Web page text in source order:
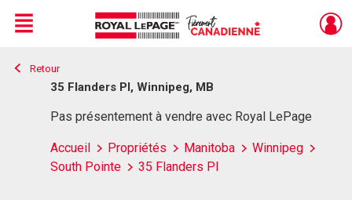
Live
En Direct
Menu
Retour
35 Flanders Pl, Winnipeg, MB
Pas présentement à vendre avec Royal LePage
Accueil Propriétés Manitoba
Winnipeg
South Pointe
35 Flanders Pl